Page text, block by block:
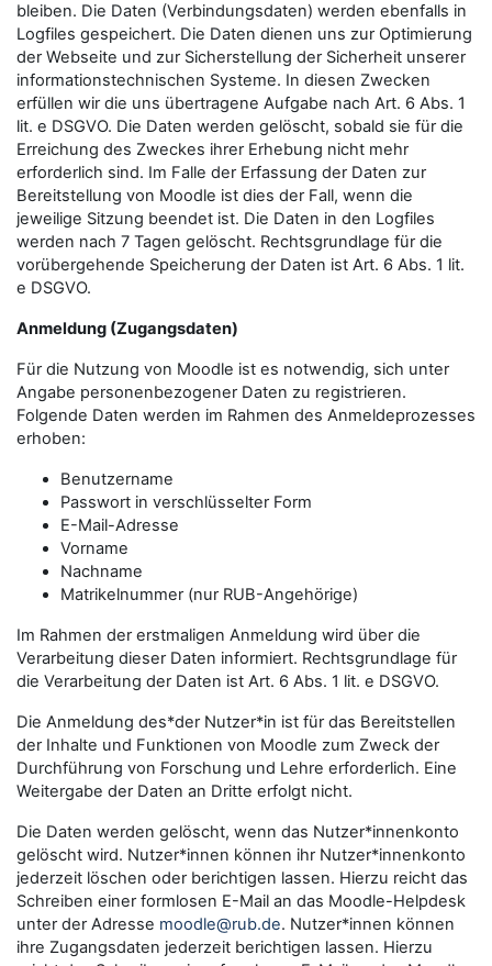
bleiben. Die Daten (Verbindungsdaten) werden ebenfalls in
Logfiles gespeichert. Die Daten dienen uns zur Optimierung
der Webseite und zur Sicherstellung der Sicherheit unserer
informationstechnischen Systeme. In diesen Zwecken
erfüllen wir die uns übertragene Aufgabe nach Art. 6 Abs. 1
lit. e DSGVO. Die Daten werden gelöscht, sobald sie für die
Erreichung des Zweckes ihrer Erhebung nicht mehr
erforderlich sind. Im Falle der Erfassung der Daten zur
Bereitstellung von Moodle ist dies der Fall, wenn die
jeweilige Sitzung beendet ist. Die Daten in den Logfiles
werden nach 7 Tagen gelöscht. Rechtsgrundlage für die
vorübergehende Speicherung der Daten ist Art. 6 Abs. 1 lit.
e DSGVO.
Anmeldung (Zugangsdaten)
Für die Nutzung von Moodle ist es notwendig, sich unter
Angabe personenbezogener Daten zu registrieren.
Folgende Daten werden im Rahmen des Anmeldeprozesses
erhoben:
Benutzername
Passwort in verschlüsselter Form
E-Mail-Adresse
Vorname
Nachname
Matrikelnummer (nur RUB-Angehörige)
Im Rahmen der erstmaligen Anmeldung wird über die
Verarbeitung dieser Daten informiert. Rechtsgrundlage für
die Verarbeitung der Daten ist Art. 6 Abs. 1 lit. e DSGVO.
Die Anmeldung des*der Nutzer*in ist für das Bereitstellen
der Inhalte und Funktionen von Moodle zum Zweck der
Durchführung von Forschung und Lehre erforderlich. Eine
Weitergabe der Daten an Dritte erfolgt nicht.
Die Daten werden gelöscht, wenn das Nutzer*innenkonto
gelöscht wird. Nutzer*innen können ihr Nutzer*innenkonto
jederzeit löschen oder berichtigen lassen. Hierzu reicht das
Schreiben einer formlosen E-Mail an das Moodle-Helpdesk
unter der Adresse moodle@rub.de. Nutzer*innen können
ihre Zugangsdaten jederzeit berichtigen lassen. Hierzu